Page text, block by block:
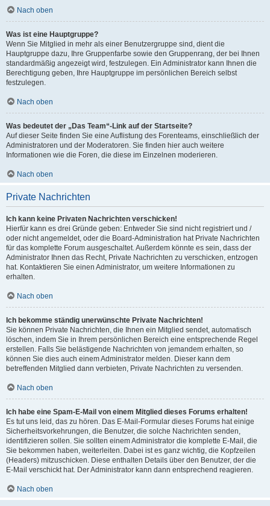
Nach oben
Was ist eine Hauptgruppe?
Wenn Sie Mitglied in mehr als einer Benutzergruppe sind, dient die
Hauptgruppe dazu, Ihre Gruppenfarbe sowie den Gruppenrang, der bei Ihnen
standardmäßig angezeigt wird, festzulegen. Ein Administrator kann Ihnen die
Berechtigung geben, Ihre Hauptgruppe im persönlichen Bereich selbst
festzulegen.
Nach oben
Was bedeutet der „Das Team“-Link auf der Startseite?
Auf dieser Seite finden Sie eine Auflistung des Forenteams, einschließlich der
Administratoren und der Moderatoren. Sie finden hier auch weitere
Informationen wie die Foren, die diese im Einzelnen moderieren.
Nach oben
Private Nachrichten
Ich kann keine Privaten Nachrichten verschicken!
Hierfür kann es drei Gründe geben: Entweder Sie sind nicht registriert und /
oder nicht angemeldet, oder die Board-Administration hat Private Nachrichten
für das komplette Forum ausgeschaltet. Außerdem könnte es sein, dass der
Administrator Ihnen das Recht, Private Nachrichten zu verschicken, entzogen
hat. Kontaktieren Sie einen Administrator, um weitere Informationen zu
erhalten.
Nach oben
Ich bekomme ständig unerwünschte Private Nachrichten!
Sie können Private Nachrichten, die Ihnen ein Mitglied sendet, automatisch
löschen, indem Sie in Ihrem persönlichen Bereich eine entsprechende Regel
erstellen. Falls Sie belästigende Nachrichten von jemandem erhalten, so
können Sie dies auch einem Administrator melden. Dieser kann dem
betreffenden Mitglied dann verbieten, Private Nachrichten zu versenden.
Nach oben
Ich habe eine Spam-E-Mail von einem Mitglied dieses Forums erhalten!
Es tut uns leid, das zu hören. Das E-Mail-Formular dieses Forums hat einige
Sicherheitsvorkehrungen, die Benutzer, die solche Nachrichten senden,
identifizieren sollen. Sie sollten einem Administrator die komplette E-Mail, die
Sie bekommen haben, weiterleiten. Dabei ist es ganz wichtig, die Kopfzeilen
(Headers) mitzuschicken. Diese enthalten Details über den Benutzer, der die
E-Mail verschickt hat. Der Administrator kann dann entsprechend reagieren.
Nach oben